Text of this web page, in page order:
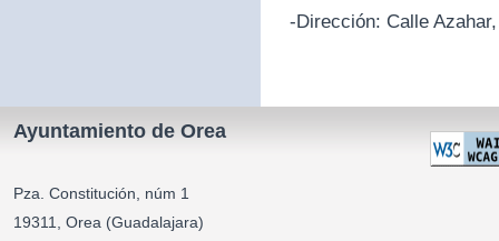
-Dirección: Calle
Ayuntamiento de Orea
Pza. Constitución, núm 1
19311, Orea (Guadalajara)